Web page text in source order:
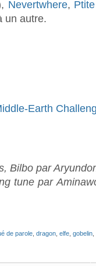
Nevertwhere,
un autre.
Earth
Bilbo par
tune par
de parole dragon elfe gobelin